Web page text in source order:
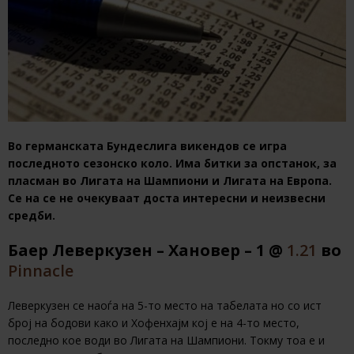
Во германската Бундеслига викендов се игра
последното сезонско коло. Има битки за опстанок, за
пласман во Лигата на Шампиони и Лигата на Европа.
Се на се не очекуваат доста интересни и неизвесни
средби.
Баер Леверкузен – Хановер – 1 @ 1.21 во
Pinnacle
Леверкузен се наоѓа на 5-то место на табелата но со ист
број на бодови како и Хофенхајм кој е на 4-то место,
последно кое води во Лигата на Шампиони. Токму тоа е и